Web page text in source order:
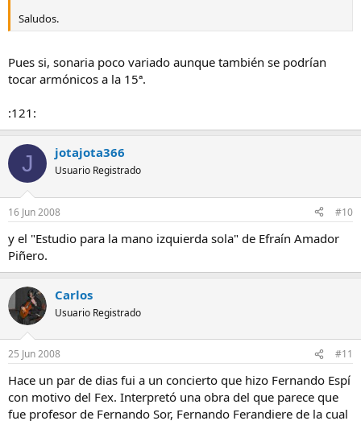
Saludos.
Pues si, sonaria poco variado aunque también se podrían
tocar armónicos a la 15ª.
:121:
J jotajota366
Usuario Registrado
16 Jun 2008 #10
y el "Estudio para la mano izquierda sola" de Efraín Amador
Piñero.
Carlos
Usuario Registrado
25 Jun 2008 #11
Hace un par de dias fui a un concierto que hizo Fernando Espí
con motivo del Fex. Interpretó una obra del que parece que
fue profesor de Fernando Sor, Fernando Ferandiere de la cual